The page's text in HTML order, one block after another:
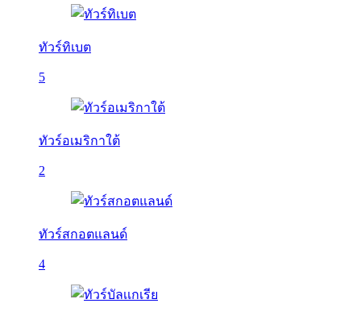
ทัวร์ทิเบต
5
ทัวร์อเมริกาใต้
2
ทัวร์สกอตแลนด์
4